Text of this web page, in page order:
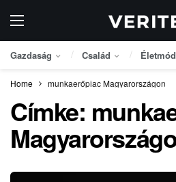
Gazdaság Család Életmód
Home munkaerőpiac Magyarországon
Címke: